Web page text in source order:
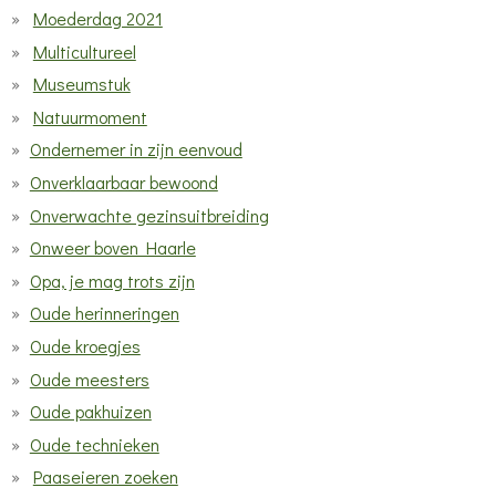
Moederdag 2021
Multicultureel
Museumstuk
Natuurmoment
Ondernemer in zijn eenvoud
Onverklaarbaar bewoond
Onverwachte gezinsuitbreiding
Onweer boven Haarle
Opa, je mag trots zijn
Oude herinneringen
Oude kroegjes
Oude meesters
Oude pakhuizen
Oude technieken
Paaseieren zoeken